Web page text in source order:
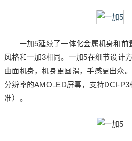
一加5延续了一体化金属机身和前
风格和一加3相同。一加5在细节设计
曲面机身，机身更圆滑，手感更出众
分辨率的AMOLED屏幕，支持DCI-
准）。